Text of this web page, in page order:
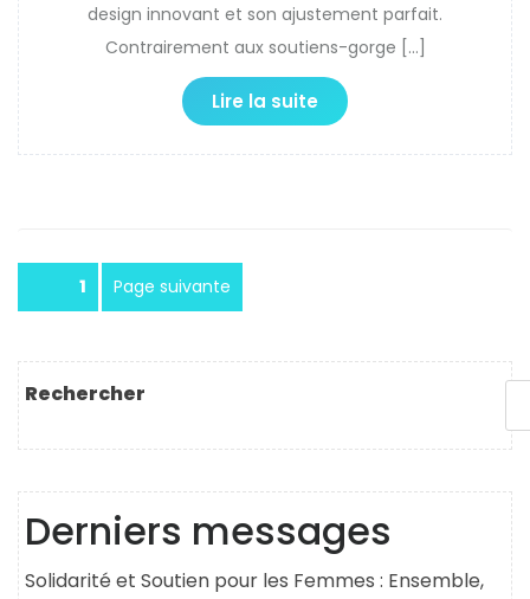
design innovant et son ajustement parfait.
Contrairement aux soutiens-gorge […]
Lire la suite
Pagination
des
publications
Page1 Page suivante
Rechercher
Derniers messages
Solidarité et Soutien pour les Femmes : Ensemble,